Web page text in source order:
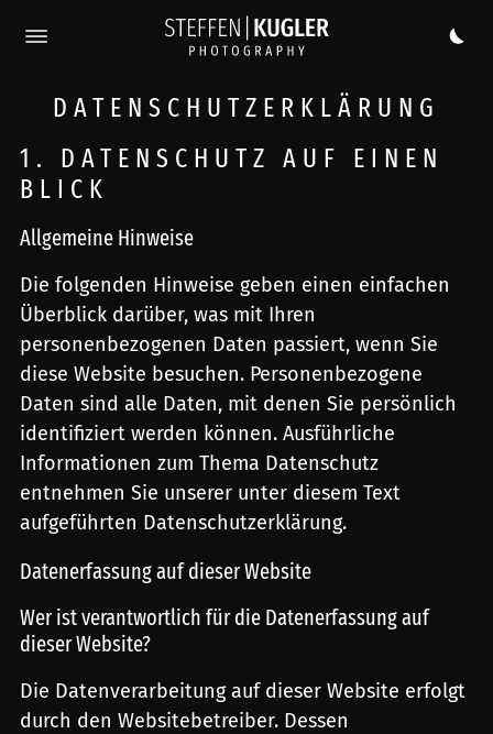
DATENSCHUTZERKLÄRUNG
1. DATENSCHUTZ AUF EINEN
BLICK
Allgemeine Hinweise
Die folgenden Hinweise geben einen einfachen
Überblick darüber, was mit Ihren
personenbezogenen Daten passiert, wenn Sie
diese Website besuchen. Personenbezogene
Daten sind alle Daten, mit denen Sie persönlich
identifiziert werden können. Ausführliche
Informationen zum Thema Datenschutz
entnehmen Sie unserer unter diesem Text
aufgeführten Datenschutzerklärung.
Datenerfassung auf dieser Website
Wer ist verantwortlich für die Datenerfassung auf
dieser Website?
Die Datenverarbeitung auf dieser Website erfolgt
durch den Websitebetreiber. Dessen